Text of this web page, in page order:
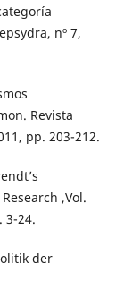
nº 7,
Revista
pp. 203-212.
,Vol.
3-24.
der